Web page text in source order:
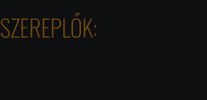
SZEREPLŐK: